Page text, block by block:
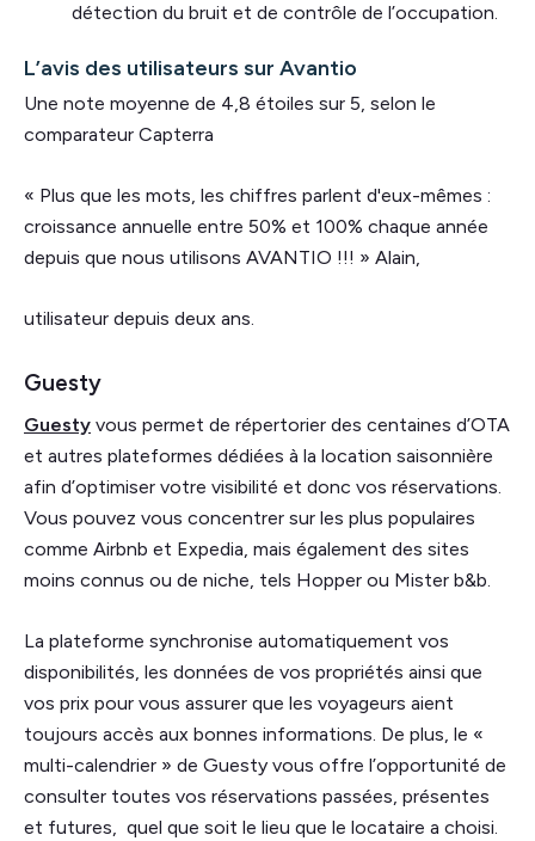
détection du bruit et de contrôle de l’occupation.
L’avis des utilisateurs sur Avantio
Une note moyenne de 4,8 étoiles sur 5, selon le
comparateur Capterra
« Plus que les mots, les chiffres parlent d'eux-mêmes :
croissance annuelle entre 50% et 100% chaque année
depuis que nous utilisons AVANTIO !!! » Alain,
utilisateur depuis deux ans.
Guesty
Guesty vous permet de répertorier des centaines d’OTA
et autres plateformes dédiées à la location saisonnière
afin d’optimiser votre visibilité et donc vos réservations.
Vous pouvez vous concentrer sur les plus populaires
comme Airbnb et Expedia, mais également des sites
moins connus ou de niche, tels Hopper ou Mister b&b.
La plateforme synchronise automatiquement vos
disponibilités, les données de vos propriétés ainsi que
vos prix pour vous assurer que les voyageurs aient
toujours accès aux bonnes informations. De plus, le «
multi-calendrier » de Guesty vous offre l’opportunité de
consulter toutes vos réservations passées, présentes
et futures, quel que soit le lieu que le locataire a choisi.